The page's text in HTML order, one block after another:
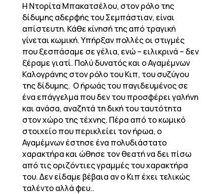
Η Ντορίτα Μπακατσέλου, στον ρόλο της
δίδυμης αδερφής του Σεμπάστιαν, είναι
απίστευτη. Κάθε κίνησή της από τραγική
γίνεται κωμική. Υπήρξαν πολλές οι στιγμές
που ξεσπάσαμε σε γέλια, ενώ – ειλικρινά – δεν
ξέραμε γιατί. Πολύ δυνατός και ο Αγαμέμνων
Καλογράνης στον ρόλο του Κιπ, του συζύγου
της δίδυμης. Ο ήρωάς του παγιδευμένος σε
ένα επάγγελμα που δεν του προσφέρει γαλήνη
και ανάσα, αναζητά τη δική του ταυτότητα
στον χώρο της τέχνης. Πέρα από το κωμικό
στοιχείο που περικλείει τον ήρωα, ο
Αγαμέμνων έστησε ένα πολυδιάστατο
χαρακτήρα και ώθησε τον θεατή να δει πίσω
από τις οριζόντιες γραμμές του χαρακτήρα
του. Δεν είδαμε βέβαια αν ο Κιπ έχει τελικώς
ταλέντο αλλά φευ..